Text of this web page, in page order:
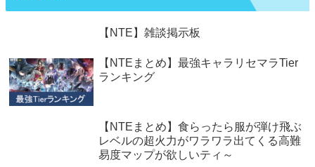
【NTE】雑談掲示板
【NTEまとめ】最強キャラリセマラTier
ランキング
【NTEまとめ】食らったら服が弾け飛ぶ
レベルの超火力がワラワラ出てくる高難
易度マップが欲しいティ～